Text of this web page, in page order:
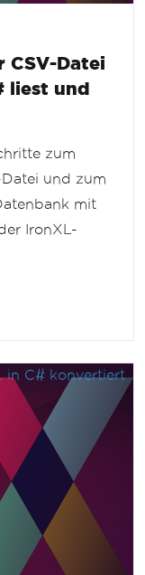
CSV-Datei
liest und
zum
und zum
mit
IronXL-